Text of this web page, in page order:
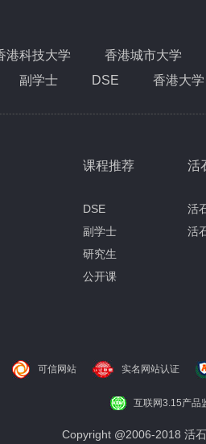
港科技大学 香港城市大学
副学士 DSE 香港大学
课程推荐
DSE
副学士
研究生
公开课
活
活
活
可信网站 实名网站认证
互联网3.15产品
Copyright @2006-2018 活